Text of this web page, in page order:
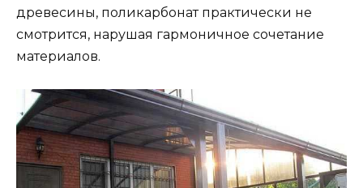
древесины, поликарбонат практически не
смотрится, нарушая гармоничное сочетание
материалов.